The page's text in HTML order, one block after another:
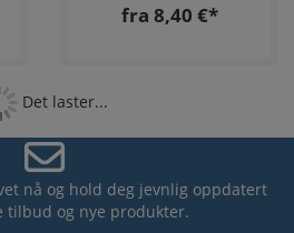
fra 8,40 €*
Det laster...
nå og hold deg jevnlig oppdatert
tilbud og nye produkter.